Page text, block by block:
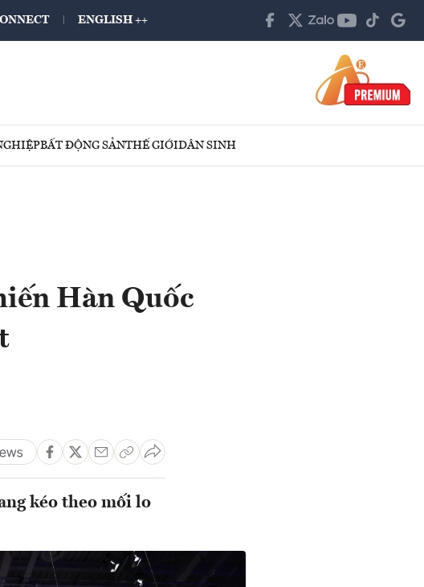
ENGLISH ++
BẤT ĐỘNG SẢNTHẾ GIỚIDÂN SINH
Hàn Quốc
kéo theo mối lo